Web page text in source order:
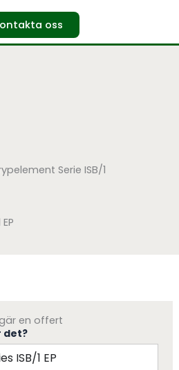
oss
Serie ISB/1
en offert
det?